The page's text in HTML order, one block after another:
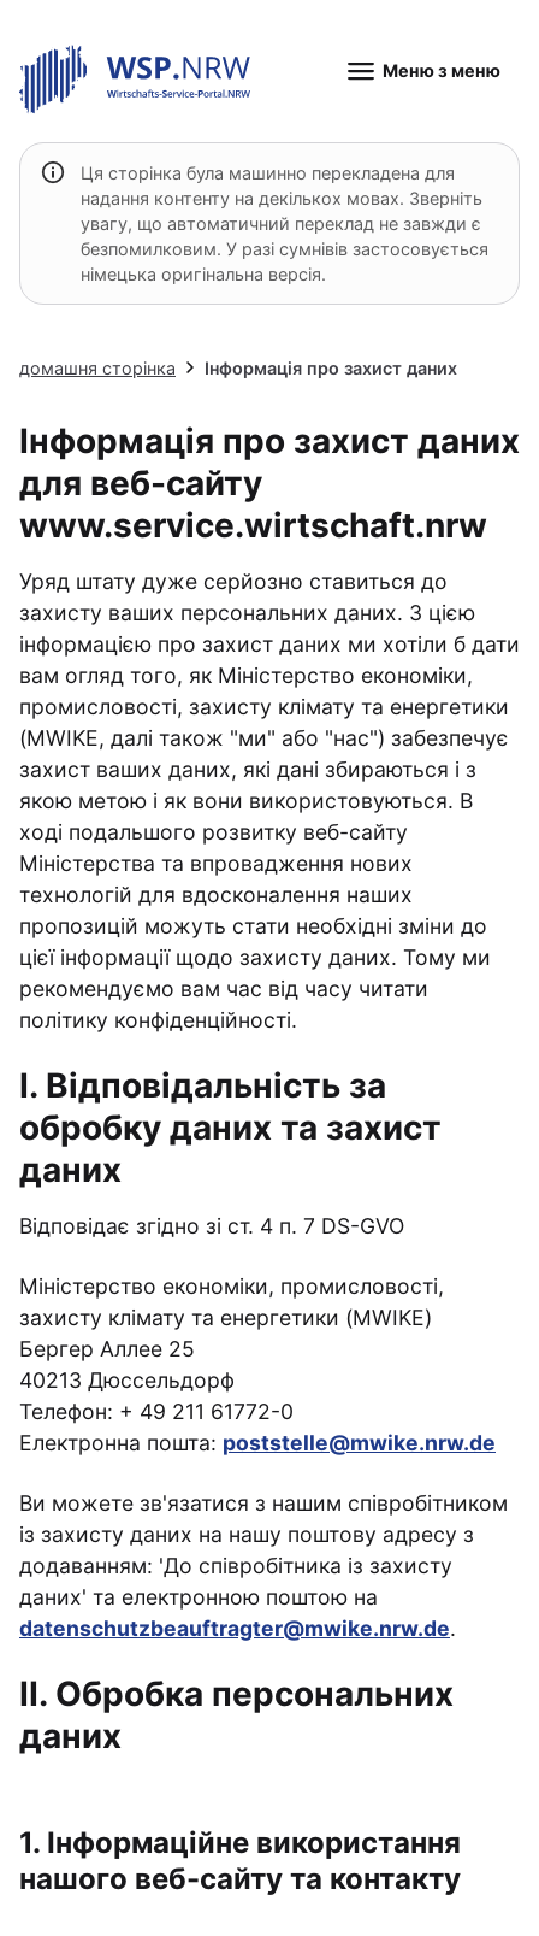
Меню з меню
Ця сторінка була машинно перекладена для
надання контенту на декількох мовах. Зверніть
увагу, що автоматичний переклад не завжди є
безпомилковим. У разі сумнівів застосовується
німецька оригінальна версія.
домашня сторінка Інформація про захист даних
Інформація про захист даних
для веб-сайту
www.service.wirtschaft.nrw
Уряд штату дуже серйозно ставиться до
захисту ваших персональних даних. З цією
інформацією про захист даних ми хотіли б дати
вам огляд того, як Міністерство економіки,
промисловості, захисту клімату та енергетики
(MWIKE, далі також "ми" або "нас") забезпечує
захист ваших даних, які дані збираються і з
якою метою і як вони використовуються. В
ході подальшого розвитку веб-сайту
Міністерства та впровадження нових
технологій для вдосконалення наших
пропозицій можуть стати необхідні зміни до
цієї інформації щодо захисту даних. Тому ми
рекомендуємо вам час від часу читати
політику конфіденційності.
I. Відповідальність за
обробку даних та захист
даних
Відповідає згідно зі ст. 4 п. 7 DS-GVO
Міністерство економіки, промисловості,
захисту клімату та енергетики (MWIKE)
Бергер Аллее 25
40213 Дюссельдорф
Телефон: + 49 211 61772-0
Електронна пошта: poststelle@mwike.nrw.de
Ви можете зв'язатися з нашим співробітником
із захисту даних на нашу поштову адресу з
додаванням: 'До співробітника із захисту
даних' та електронною поштою на
datenschutzbeauftragter@mwike.nrw.de.
II. Обробка персональних
даних
1. Інформаційне використання
нашого веб-сайту та контакту